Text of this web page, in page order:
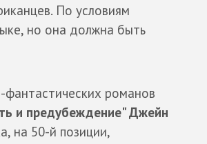
По условиям
но она должна быть
романов
и предубеждение" Джейн
на 50-й позиции,